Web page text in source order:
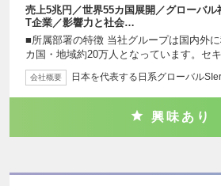
売上5兆円／世界55カ国展開／グローバ
T企業／影響力と社会…
■所属部署の特徴 当社グループは国内外
カ国・地域約20万人となっています。セ
会社概要 日本を代表する日系グローバル
興味あり